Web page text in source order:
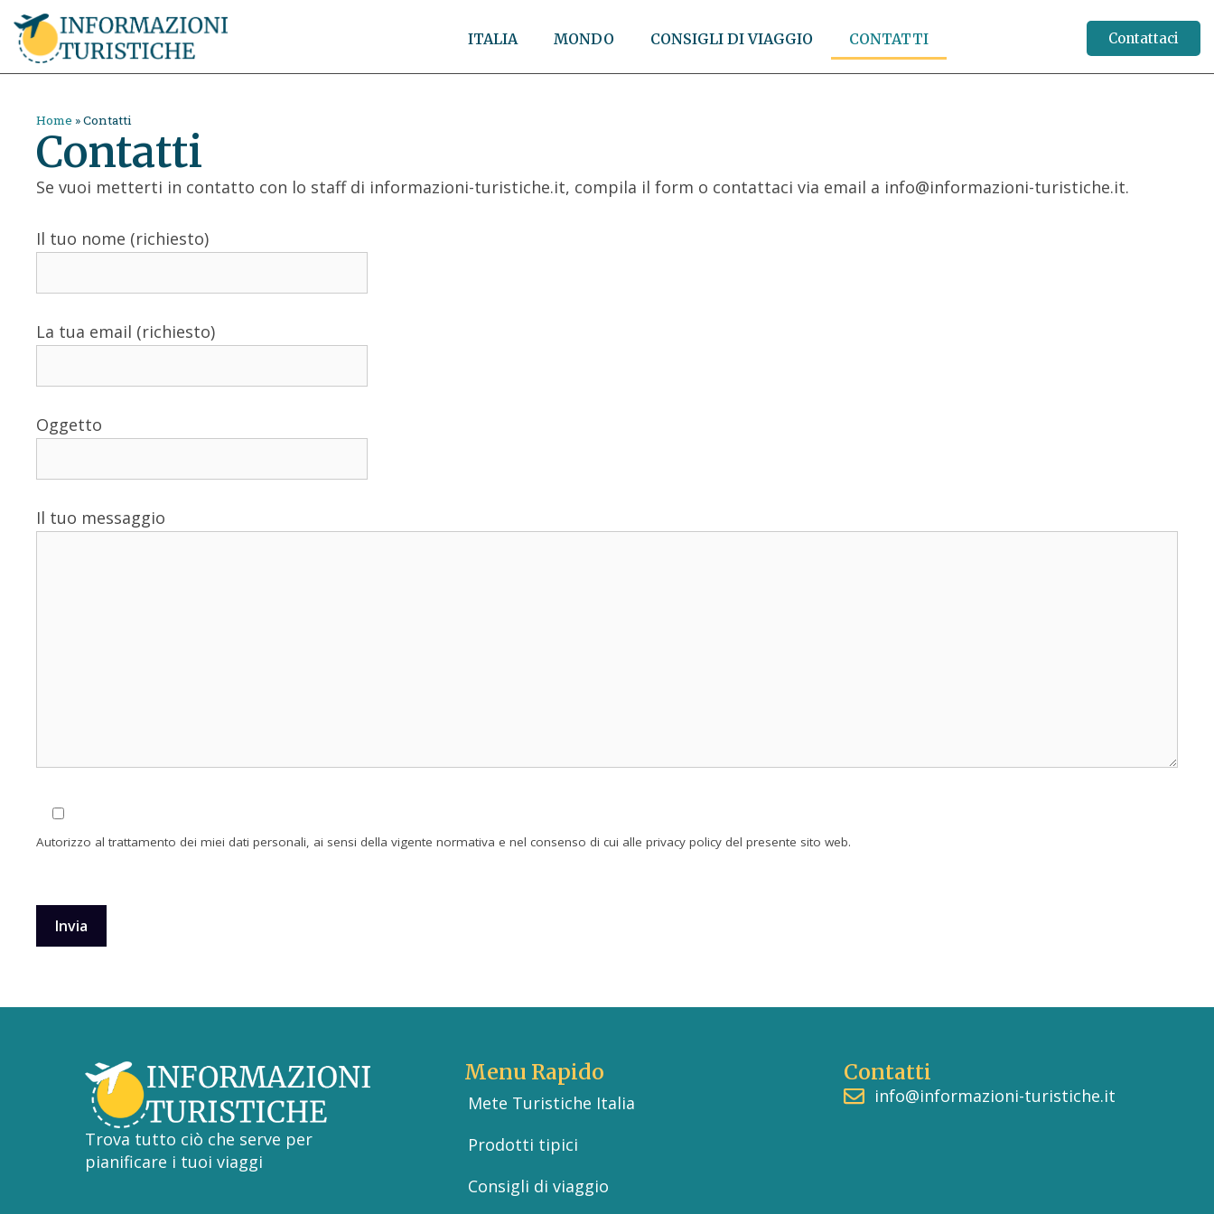
ITALIA MONDO CONSIGLI DI VIAGGIO CONTATTI Contattaci
Home »Contatti
Contatti
Se vuoi metterti in contatto con lo staff di informazioni-turistiche.it, compila il form o contattaci via email a info@informazioni-turistiche.it.
Il tuo nome (richiesto)
La tua email (richiesto)
Oggetto
Il tuo messaggio
Autorizzo al trattamento dei miei dati personali, ai sensi della vigente normativa e nel consenso di cui alle privacy policy del presente sito web.
Trova tutto ciò che serve per
pianificare i tuoi viaggi
Menu Rapido
Mete Turistiche Italia
Prodotti tipici
Consigli di viaggio
Contatti
info@informazioni-turistiche.it